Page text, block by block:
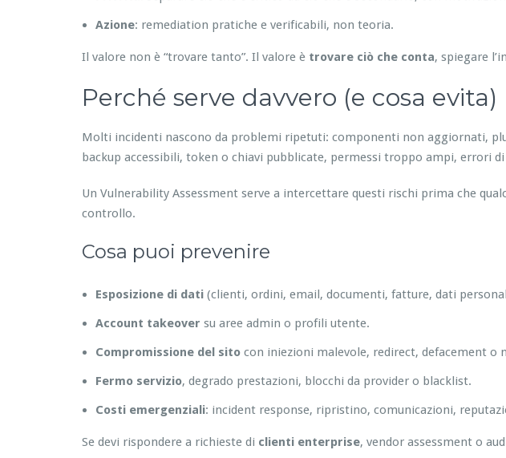
Azione: remediation pratiche e verificabili, non teoria.
Il valore non è “trovare tanto”. Il valore è trovare ciò che conta, spiegare
Perché serve davvero (e cosa evita)
Molti incidenti nascono da problemi ripetuti: componenti non aggiornati,
backup accessibili, token o chiavi pubblicate, permessi troppo ampi, errori
Un Vulnerability Assessment serve a intercettare questi rischi prima che
controllo.
Cosa puoi prevenire
Esposizione di dati (clienti, ordini, email, documenti, fatture, dati
Account takeover su aree admin o profili utente.
Compromissione del sito con iniezioni malevole, redirect, defacement o
Fermo servizio, degrado prestazioni, blocchi da provider o blacklist.
Costi emergenziali: incident response, ripristino, comunicazioni,
Se devi rispondere a richieste di clienti enterprise, vendor assessment o